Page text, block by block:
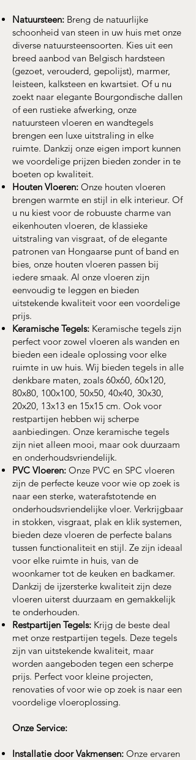
Natuursteen: Breng de natuurlijke
schoonheid van steen in uw huis met onze
diverse natuursteensoorten. Kies uit een
breed aanbod van Belgisch hardsteen
(gezoet, verouderd, gepolijst), marmer,
leisteen, kalksteen en kwartsiet. Of u nu
zoekt naar elegante Bourgondische dallen
of een rustieke afwerking, onze
natuursteen vloeren en wandtegels
brengen een luxe uitstraling in elke
ruimte. Dankzij onze eigen import kunnen
we voordelige prijzen bieden zonder in te
boeten op kwaliteit.
Houten Vloeren: Onze houten vloeren
brengen warmte en stijl in elk interieur. Of
u nu kiest voor de robuuste charme van
eikenhouten vloeren, de klassieke
uitstraling van visgraat, of de elegante
patronen van Hongaarse punt of band en
bies, onze houten vloeren passen bij
iedere smaak. Al onze vloeren zijn
eenvoudig te leggen en bieden
uitstekende kwaliteit voor een voordelige
prijs.
Keramische Tegels: Keramische tegels zijn
perfect voor zowel vloeren als wanden en
bieden een ideale oplossing voor elke
ruimte in uw huis. Wij bieden tegels in alle
denkbare maten, zoals 60x60, 60x120,
80x80, 100x100, 50x50, 40x40, 30x30,
20x20, 13x13 en 15x15 cm. Ook voor
restpartijen hebben wij scherpe
aanbiedingen. Onze keramische tegels
zijn niet alleen mooi, maar ook duurzaam
en onderhoudsvriendelijk.
PVC Vloeren: Onze PVC en SPC vloeren
zijn de perfecte keuze voor wie op zoek is
naar een sterke, waterafstotende en
onderhoudsvriendelijke vloer. Verkrijgbaar
in stokken, visgraat, plak en klik systemen,
bieden deze vloeren de perfecte balans
tussen functionaliteit en stijl. Ze zijn ideaal
voor elke ruimte in huis, van de
woonkamer tot de keuken en badkamer.
Dankzij de ijzersterke kwaliteit zijn deze
vloeren uiterst duurzaam en gemakkelijk
te onderhouden.
Restpartijen Tegels: Krijg de beste deal
met onze restpartijen tegels. Deze tegels
zijn van uitstekende kwaliteit, maar
worden aangeboden tegen een scherpe
prijs. Perfect voor kleine projecten,
renovaties of voor wie op zoek is naar een
voordelige vloeroplossing.
Onze Service:
Installatie door Vakmensen: Onze ervaren